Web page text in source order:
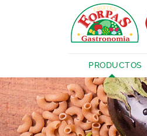
PRODUCTOS